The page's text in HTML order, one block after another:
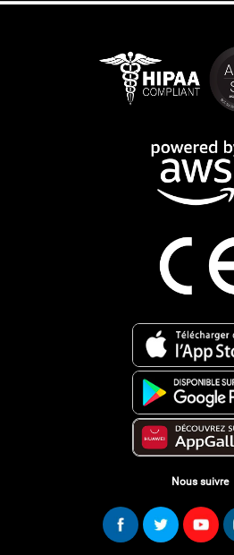
Nous suivre